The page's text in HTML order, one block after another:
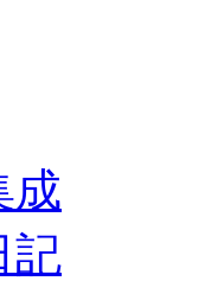
成
記